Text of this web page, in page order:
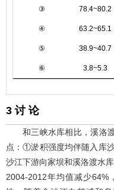
③ 78.4~80.2
④ 63.2~65.1
⑤ 38.9~40.7
⑥ 3.8~5.3
3 讨 论
和三峡水库相比，溪洛
点：①淤积强度均伴随入库
沙江下游向家坝和溪洛渡水
2004-2012年均值减少64%